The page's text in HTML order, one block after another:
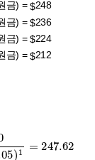
금) =$248
금) =$236
금) =$224
금) =$212
1=247.62